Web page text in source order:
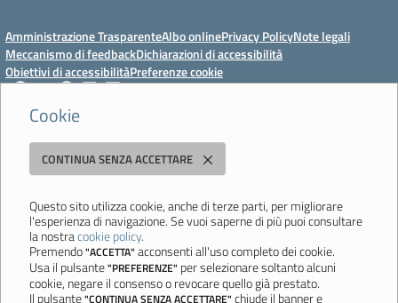
Cookie
CONTINUA SENZA ACCETTARE
Questo sito utilizza cookie, anche di terze parti, per migliorare
l'esperienza di navigazione. Se vuoi saperne di più puoi consultare
la nostracookie policy.
Premendo"ACCETTA" acconsenti all'uso completo dei cookie.
Usa il pulsante"PREFERENZE" per selezionare soltanto alcuni
cookie, negare il consenso o revocare quello già prestato.
Il pulsante"CONTINUA SENZA ACCETTARE" chiude il banner e
Amministrazione TrasparenteAlbo onlinePrivacy PolicyNote legali
Meccanismo di feedbackDichiarazioni di accessibilità
Obiettivi di accessibilitàPreferenze cookie
Istituto Professionale Statale Socio-Commerciale-Artigianale "Cattaneo -
Deledda"
351005 - Email:morc08000g@istruzione.it- PEC:
morc08000g@pec.istruzione.it
Codice meccanografico: MORC08000G - C.F. 94177200360
Ultimo aggiornamento: Mercoledì, 29 Luglio 2026 ore 10:08